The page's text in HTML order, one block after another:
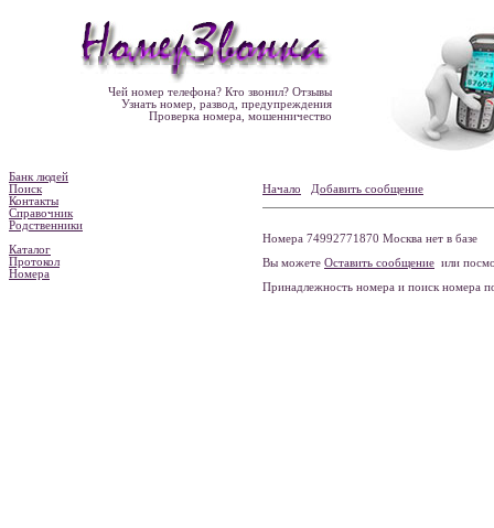
Чей номер телефона? Кто звонил? Отзывы
Узнать номер, развод, предупреждения
Проверка номера, мошенничество
Банк людей
Поиск
Контакты
Справочник
Родственники
Каталог
Протокол
Номера
Начало Добавить сообщение
Номера 74992771870 Москва нет в базе
Вы можете Оставить сообщение или
Принадлежность номера и поиск номера